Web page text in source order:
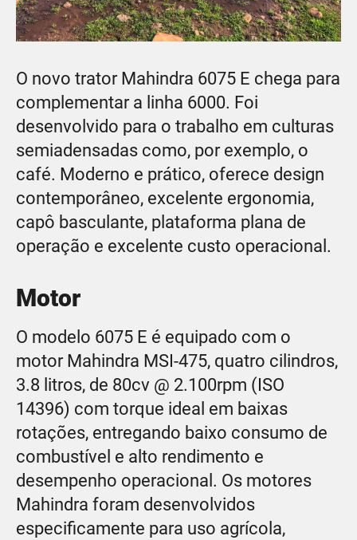
O novo trator Mahindra 6075 E chega para
complementar a linha 6000. Foi
desenvolvido para o trabalho em culturas
semiadensadas como, por exemplo, o
café. Moderno e prático, oferece design
contemporâneo, excelente ergonomia,
capô basculante, plataforma plana de
operação e excelente custo operacional.
Motor
O modelo 6075 E é equipado com o
motor Mahindra MSI-475, quatro cilindros,
3.8 litros, de 80cv @ 2.100rpm (ISO
14396) com torque ideal em baixas
rotações, entregando baixo consumo de
combustível e alto rendimento e
desempenho operacional. Os motores
Mahindra foram desenvolvidos
especificamente para uso agrícola,